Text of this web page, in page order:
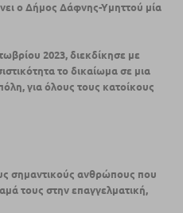
ο Δήμος Δάφνης-Υμηττού μία
2023, διεκδίκησε με
το δικαίωμα σε µια
για όλους τους κατοίκους
σημαντικούς ανθρώπους που
τους στην επαγγελματική,